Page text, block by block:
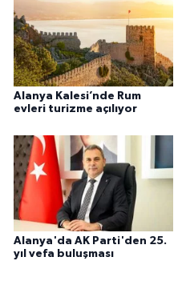
Alanya Kalesi’nde Rum
evleri turizme açılıyor
Alanya'da AK Parti'den 25.
yıl vefa buluşması